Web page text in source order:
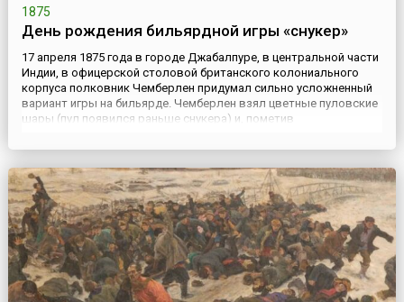
1875
День рождения бильярдной игры «снукер»
17 апреля 1875 года в городе Джабалпуре, в центральной части
Индии, в офицерской столовой британского колониального
корпуса полковник Чемберлен придумал сильно усложненный
вариант игры на бильярде. Чемберлен взял цветные пуловские
шары (пул появился раньше снукера) и, пометив
их в эти точки. Название игры – «снукер» (англ. snooker) – при...